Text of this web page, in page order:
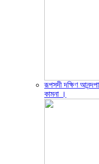
রূপসদী দক্ষিণ
কামনা ‎।